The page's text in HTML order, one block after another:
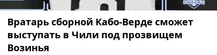
Вратарь сборной Кабо-Верде сможет
выступать в Чили под прозвищем
Возинья